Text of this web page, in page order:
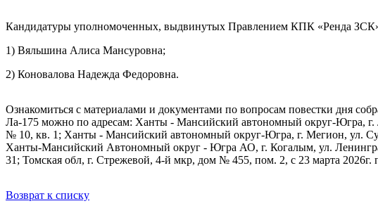
Кандидатуры уполномоченных, выдвинутых Правлением КПК «Ренда
1) Вяльшина Алиса Мансуровна;
2) Коновалова Надежда Федоровна.
Ознакомиться с материалами и документами по вопросам повестки дня
Ла-175 можно по адресам: Ханты - Мансийский автономный округ-Югра,
№ 10, кв. 1; Ханты - Мансийский автономный округ-Югра, г. Мегион, ул.
Ханты-Мансийский Автономный округ - Югра АО, г. Когалым, ул.
31; Томская обл, г. Стрежевой, 4-й мкр, дом № 455, пом. 2, с 23 марта 2026г.
Возврат к списку